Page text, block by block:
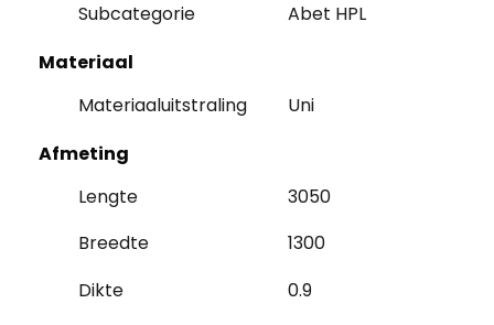
Subcategorie
Abet HPL
Materiaal
Materiaaluitstraling
Uni
Afmeting
Lengte
3050
Breedte
1300
Dikte
0.9